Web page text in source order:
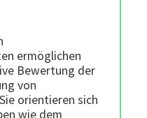
ermöglichen
Bewertung der
von
orientieren sich
wie dem